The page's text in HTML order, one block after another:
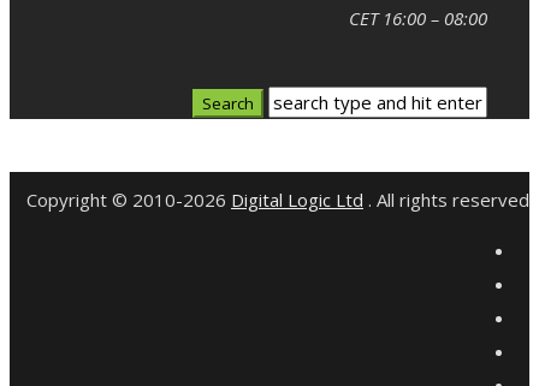
08:00 – 16:00 CET
Copyright © 2010-2026 Digital Logic Ltd . All rights reserved